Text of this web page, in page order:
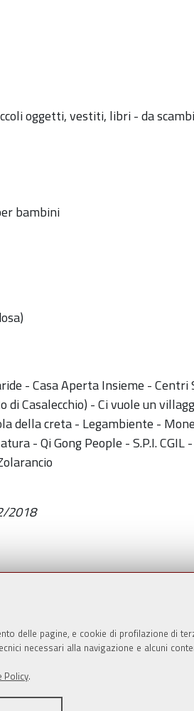
delle pagine, e cookie di profilazione di
necessari alla navigazione e alcuni
Policy.
oggetti, vestiti, libri - da
bambini
- Casa Aperta Insieme -
Casalecchio) - Ci vuole un
della creta - Legambiente -
- Qi Gong People - S.P.I. CGIL
2018